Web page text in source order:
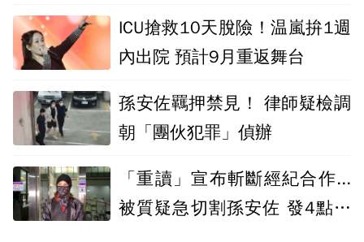
ICU搶救10天脫險！温嵐拚1週
內出院 預計9月重返舞台
孫安佐羈押禁見！ 律師疑檢調
朝「團伙犯罪」偵辦
「重讀」宣布斬斷經紀合作...
被質疑急切割孫安佐 發4點聲